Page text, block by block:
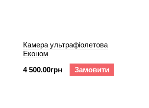
Камера ультрафіолетова
Економ
4 500.00грн
Замовити